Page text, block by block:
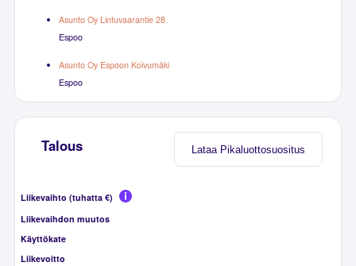
Asunto Oy Lintuvaarantie 28
Espoo
Asunto Oy Espoon Koivumäki
Espoo
Lataa Pikaluottosuositus
Talous
Liikevaihto (tuhatta €)
Liikevaihdon muutos
Käyttökate
Liikevoitto